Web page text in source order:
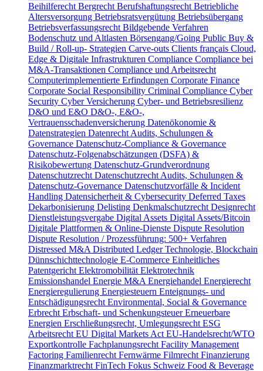
Beihilferecht Bergrecht Berufshaftungsrecht Betriebliche
Altersversorgung Betriebsratsvergütung Betriebsübergang
Betriebsverfassungsrecht Bildgebende Verfahren
Bodenschutz und Altlasten Börsengang/Going Public Buy &
Build / Roll-up- Strategien Carve-outs Clients français Cloud,
Edge & Digitale Infrastrukturen Compliance Compliance bei
M&A-Transaktionen Compliance und Arbeitsrecht
Computerimplementierte Erfindungen Corporate Finance
Corporate Social Responsibility Criminal Compliance Cyber
Security Cyber Versicherung Cyber- und Betriebsresilienz
D&O und E&O D&O-, E&O-,
Vertrauensschadenversicherung Datenökonomie &
Datenstrategien Datenrecht Audits, Schulungen &
Governance Datenschutz-Compliance & Governance
Datenschutz-Folgenabschätzungen (DSFA) &
Risikobewertung Datenschutz-Grundverordnung
Datenschutzrecht Datenschutzrecht Audits, Schulungen &
Datenschutz-Governance Datenschutzvorfälle & Incident
Handling Datensicherheit & Cybersecurity Deferred Taxes
Dekarbonisierung Delisting Denkmalschutzrecht Designrecht
Dienstleistungsvergabe Digital Assets Digital Assets/Bitcoin
Digitale Plattformen & Online-Dienste Dispute Resolution
Dispute Resolution / Prozessführung: 500+ Verfahren
Distressed M&A Distributed Ledger Technologie, Blockchain
Dünnschichttechnologie E-Commerce Einheitliches
Patentgericht Elektromobilität Elektrotechnik
Emissionshandel Energie M&A Energiehandel Energierecht
Energieregulierung Energiesteuern Enteignungs- und
Entschädigungsrecht Environmental, Social & Governance
Erbrecht Erbschaft- und SchenkungsteuerErneuerbare
Energien Erschließungsrecht, Umlegungsrecht ESG
Arbeitsrecht EU Digital Markets Act EU-Handelsrecht/WTO
Exportkontrolle Fachplanungsrecht Facility Management
Factoring Familienrecht Fernwärme Filmrecht Finanzierung
Finanzmarktrecht FinTech Fokus Schweiz Food & Beverage